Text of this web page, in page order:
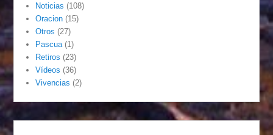
Noticias (108)
Oracion (15)
Otros (27)
Pascua (1)
Retiros (23)
Vídeos (36)
Vivencias (2)